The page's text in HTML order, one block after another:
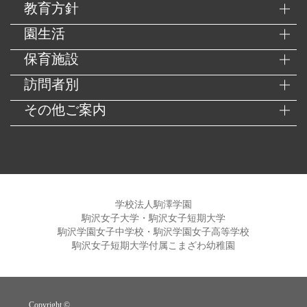
教育方針
園生活
保育施設
訪問者別
その他ご案内
学校法人駒澤学園
駒沢女子大学・駒沢女子短期大学
駒沢学園女子中学校・駒沢学園女子高等学校
駒沢女子短期大学付属こまざわ幼稚園
Copyright ©